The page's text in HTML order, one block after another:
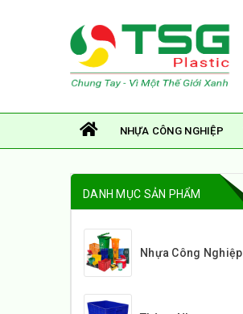
NHỰA CÔNG NGHIỆP
DANH MỤC SẢN PHẨM
Nhựa Công Nghiệp